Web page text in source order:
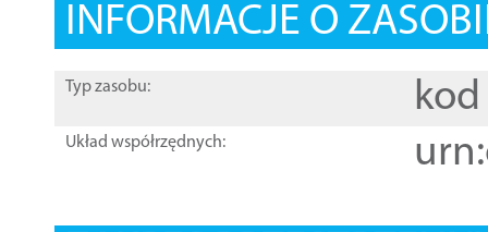
INFORMACJE O
Typ zasobu: kod
Układ współrzędnych: